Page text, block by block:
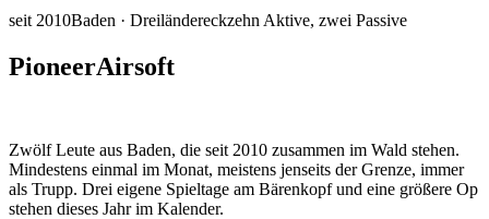
seit 2010Baden · Dreiländereckzehn Aktive, zwei Passive
PioneerAirsoft
Zwölf Leute aus Baden, die seit 2010 zusammen im Wald stehen.
Mindestens einmal im Monat, meistens jenseits der Grenze, immer
als Trupp. Drei eigene Spieltage am Bärenkopf und eine größere Op
stehen dieses Jahr im Kalender.